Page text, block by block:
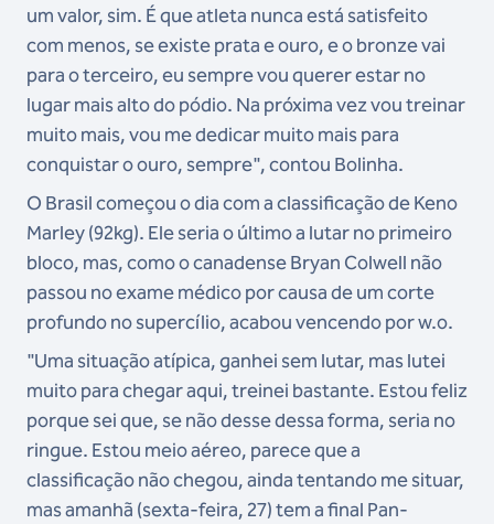
um valor, sim. É que atleta nunca está satisfeito
com menos, se existe prata e ouro, e o bronze vai
para o terceiro, eu sempre vou querer estar no
lugar mais alto do pódio. Na próxima vez vou treinar
muito mais, vou me dedicar muito mais para
conquistar o ouro, sempre", contou Bolinha.
O Brasil começou o dia com a classificação de Keno
Marley (92kg). Ele seria o último a lutar no primeiro
bloco, mas, como o canadense Bryan Colwell não
passou no exame médico por causa de um corte
profundo no supercílio, acabou vencendo por w.o.
"Uma situação atípica, ganhei sem lutar, mas lutei
muito para chegar aqui, treinei bastante. Estou feliz
porque sei que, se não desse dessa forma, seria no
ringue. Estou meio aéreo, parece que a
classificação não chegou, ainda tentando me situar,
mas amanhã (sexta-feira, 27) tem a final Pan-